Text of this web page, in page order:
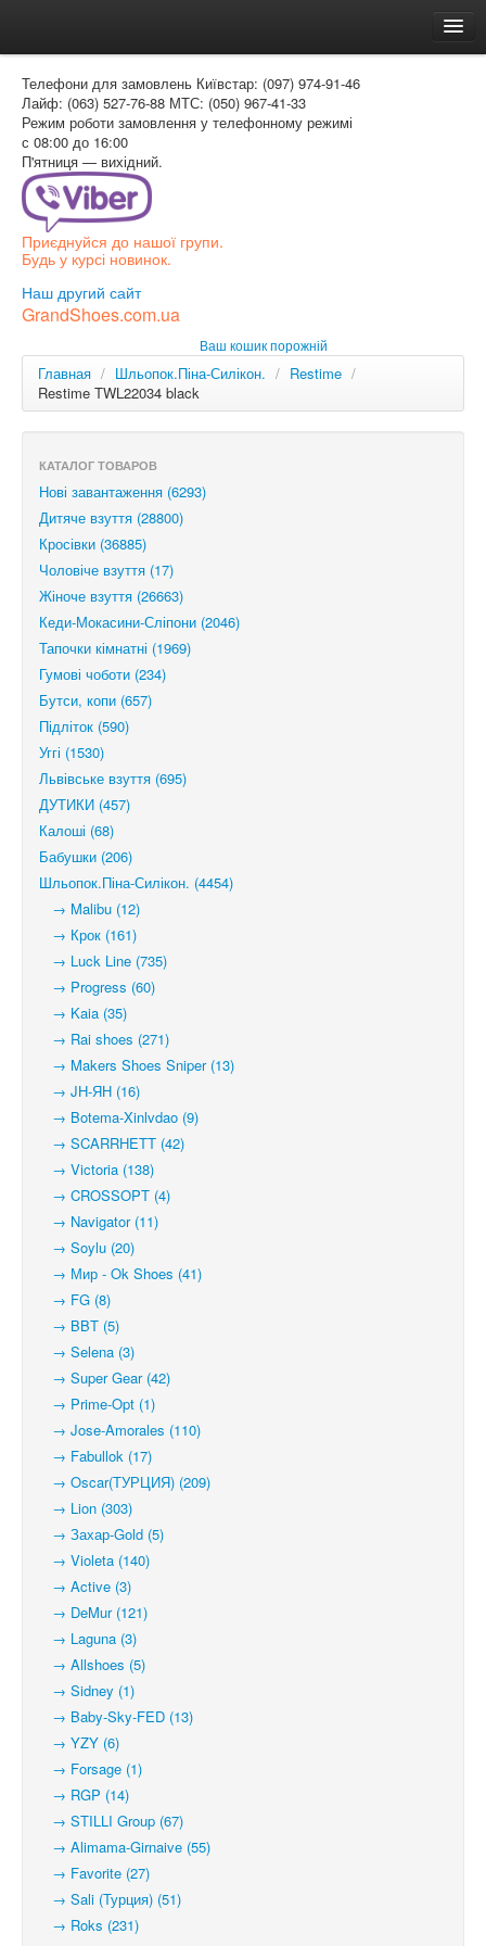
Доставка и оплата
Как заказать
Контакти
Таблиця розмірів
Вхід для покупця
РОС
Телефони для замовлень Київстар: (097) 974-91-46
Лайф: (063) 527-76-88 МТС: (050) 967-41-33
Режим роботи замовлення у телефонному режимі
с 08:00 до 16:00
П'ятниця — вихідний.
Приєднуйся до нашої групи.
Будь у курсі новинок.
Наш другий сайт
GrandShoes.com.ua
Ваш кошик порожній
Главная / Шльопок.Піна-Силікон. / Restime /
Restime TWL22034 black
КАТАЛОГ ТОВАРОВ
Нові завантаження (6293)
Дитяче взуття (28800)
Кросівки (36885)
Чоловіче взуття (17)
Жіноче взуття (26663)
Кеди-Мокасини-Сліпони (2046)
Тапочки кімнатні (1969)
Гумові чоботи (234)
Бутси, копи (657)
Підліток (590)
Уггі (1530)
Львівське взуття (695)
ДУТИКИ (457)
Калоші (68)
Бабушки (206)
Шльопок.Піна-Силікон. (4454)
→ Malibu (12)
→ Крок (161)
→ Luck Line (735)
→ Progress (60)
→ Kaia (35)
→ Rai shoes (271)
→ Makers Shoes Sniper (13)
→ JH-ЯН (16)
→ Botema-Xinlvdao (9)
→ SCARRHETT (42)
→ Victoria (138)
→ CROSSOPT (4)
→ Navigator (11)
→ Soylu (20)
→ Мир - Ok Shoes (41)
→ FG (8)
→ BBT (5)
→ Selena (3)
→ Super Gear (42)
→ Prime-Opt (1)
→ Jose-Amorales (110)
→ Fabullok (17)
→ Oscar(ТУРЦИЯ) (209)
→ Lion (303)
→ Захар-Gold (5)
→ Violeta (140)
→ Active (3)
→ DeMur (121)
→ Laguna (3)
→ Allshoes (5)
→ Sidney (1)
→ Baby-Sky-FED (13)
→ YZY (6)
→ Forsage (1)
→ RGP (14)
→ STILLI Group (67)
→ Alimama-Girnaive (55)
→ Favorite (27)
→ Sali (Турция) (51)
→ Roks (231)